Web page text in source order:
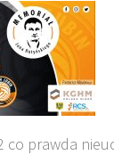
co prawda